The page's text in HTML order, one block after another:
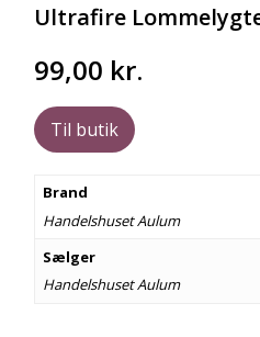
Ultrafire
99,00 kr.
Til butik
Brand
Handelshuset Aulum
Sælger
Handelshuset Aulum